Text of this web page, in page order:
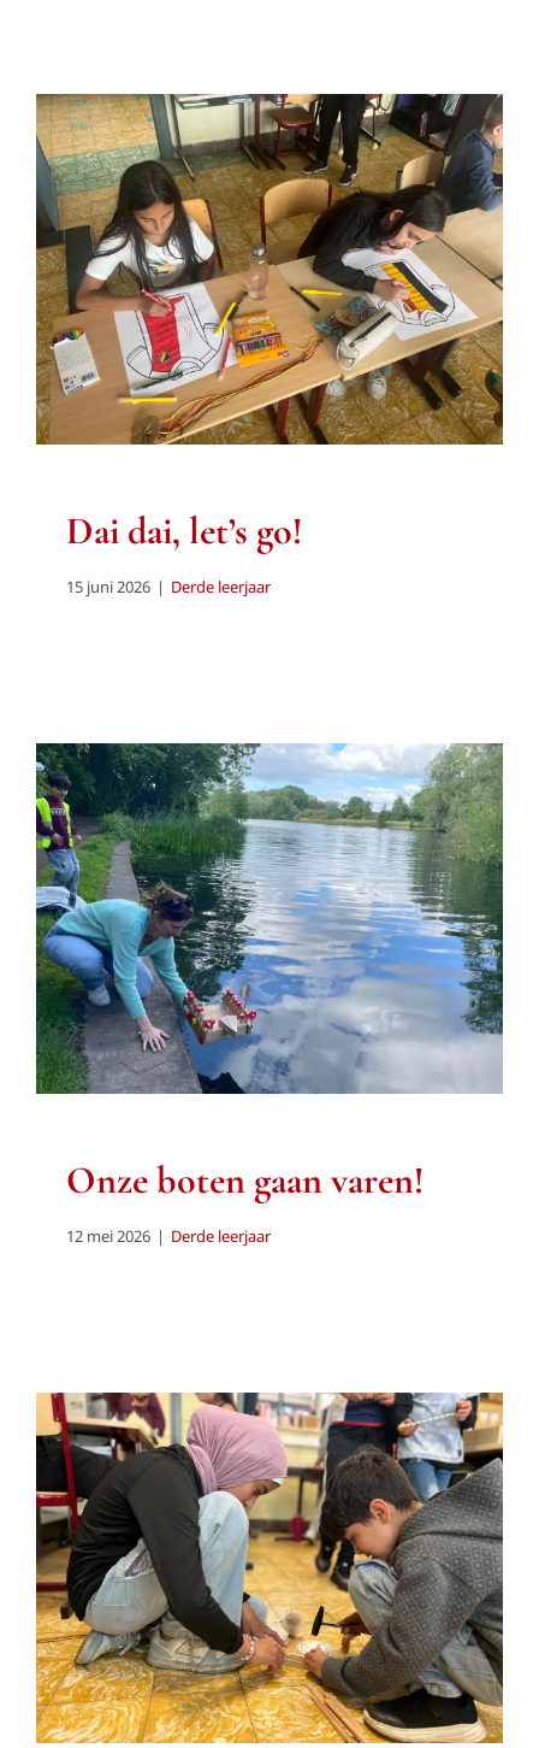
Dai dai, let’s go!
Derde leerjaar
Dai dai, let’s go!
15 juni 2026 | Derde leerjaar
Onze boten gaan
varen!
Derde leerjaar
Onze boten gaan varen!
12 mei 2026 | Derde leerjaar
We maken een boot
Derde leerjaar